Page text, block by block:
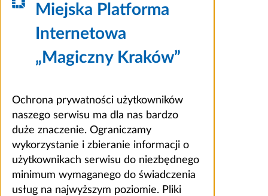
Miejska Platforma
Internetowa
„Magiczny Kraków”
Ochrona prywatności użytkowników
naszego serwisu ma dla nas bardzo
duże znaczenie. Ograniczamy
wykorzystanie i zbieranie informacji o
użytkownikach serwisu do niezbędnego
minimum wymaganego do świadczenia
usług na najwyższym poziomie. Pliki